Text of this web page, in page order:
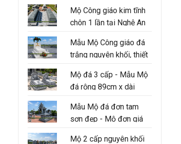
Mộ Công giáo kim tĩnh
chôn 1 lần tại Nghệ An
Mẫu Mộ Công giáo đá
trắng nguyên khối, thiết
Mộ đá 3 cấp - Mẫu Mộ
đá rộng 89cm x dài
Mẫu Mộ đá đơn tam
sơn đẹp - Mộ đơn giá
Mộ 2 cấp nguyên khối